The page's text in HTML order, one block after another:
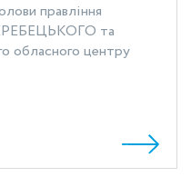
правління
та
обласного центру